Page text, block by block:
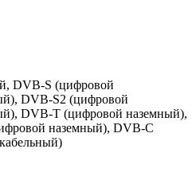
DVB-S (цифровой
DVB-S2 (цифровой
DVB-T (цифровой наземный),
наземный), DVB-С